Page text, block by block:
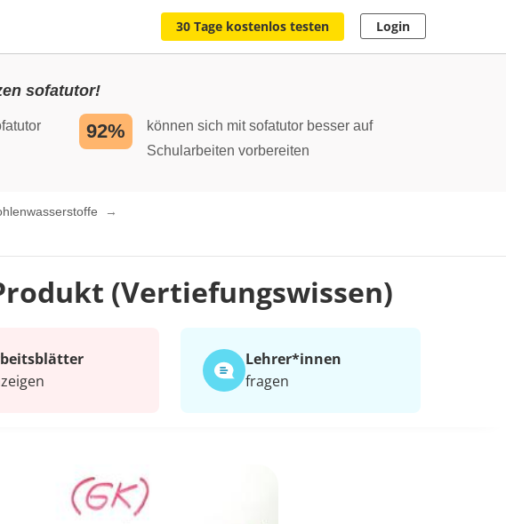
30 Tage kostenlos testen Login
sofatutor!
92%
können sich mit sofatutor besser auf
Schularbeiten vorbereiten
(Vertiefungswissen)
Lehrer*​innen
fragen